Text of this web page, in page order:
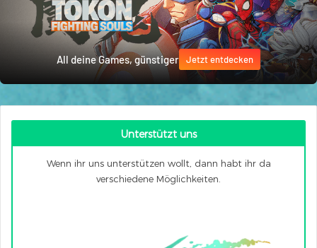
All deine Games, günstiger Jetzt entdecken
Unterstützt uns
Wenn ihr uns unterstützen wollt, dann habt ihr da
verschiedene Möglichkeiten.